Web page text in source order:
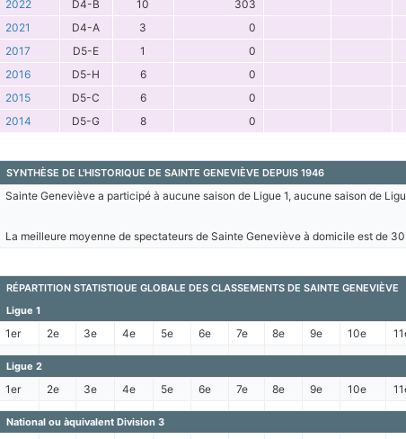
2022
D4-B 10 303
2021
D4-A 3 0
2017
D5-E 1 0
2016
D5-H 6 0
2015
D5-C 6 0
2014
D5-G 8 0
SYNTHÈSE DE L'HISTORIQUE DE SAINTE GENEVIÈVE DEPUIS 1946
Sainte Geneviève a participé à aucune saison de Ligue 1, aucune saison de
La meilleure moyenne de spectateurs de Sainte Geneviève à domicile est de
RÉPARTITION STATISTIQUE GLOBALE DES CLASSEMENTS DE SAINTE GENEVIÈVE
Ligue 1
1er 2e 3e 4e 5e 6e 7e 8e 9e 10e
Ligue 2
1er 2e 3e 4e 5e 6e 7e 8e 9e 10e
National ou àquivalent Division 3